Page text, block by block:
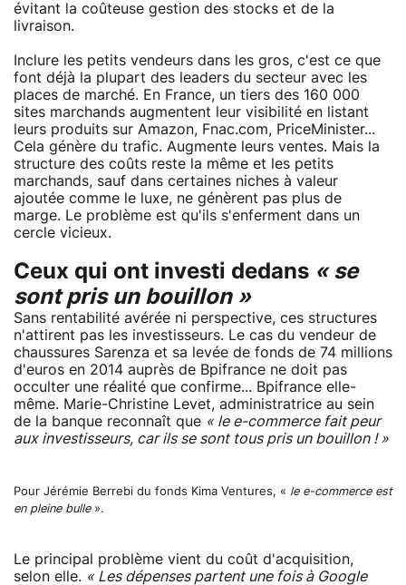
évitant la coûteuse gestion des stocks et de la
livraison.
Inclure les petits vendeurs dans les gros, c'est ce que
font déjà la plupart des leaders du secteur avec les
places de marché. En France, un tiers des 160 000
sites marchands augmentent leur visibilité en listant
leurs produits sur Amazon, Fnac.com, PriceMinister...
Cela génère du trafic. Augmente leurs ventes. Mais la
structure des coûts reste la même et les petits
marchands, sauf dans certaines niches à valeur
ajoutée comme le luxe, ne génèrent pas plus de
marge. Le problème est qu'ils s'enferment dans un
cercle vicieux.
Ceux qui ont investi dedans « se
sont pris un bouillon »
Sans rentabilité avérée ni perspective, ces structures
n'attirent pas les investisseurs. Le cas du vendeur de
chaussures Sarenza et sa levée de fonds de 74 millions
d'euros en 2014 auprès de Bpifrance ne doit pas
occulter une réalité que confirme... Bpifrance elle-
même. Marie-Christine Levet, administratrice au sein
de la banque reconnaît que « le e-commerce fait peur
aux investisseurs, car ils se sont tous pris un bouillon ! »
Pour Jérémie Berrebi du fonds Kima Ventures, « le e-commerce est
en pleine bulle».
Le principal problème vient du coût d'acquisition,
selon elle. « Les dépenses partent une fois à Google